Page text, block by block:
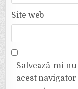
Site web
Salvează-mi
acest